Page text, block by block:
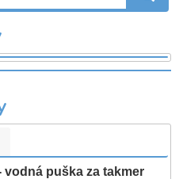
vodná puška za takmer